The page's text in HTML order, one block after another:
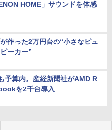
HOME」サウンドを体感
作った2万円台の“小さなピュ
ーカー”
予算内。産経新聞社がAMD R
を2千台導入